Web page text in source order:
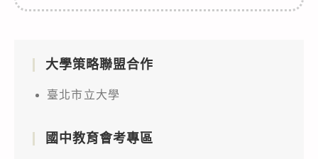
大學策略聯盟合作
臺北市立大學
國中教育會考專區